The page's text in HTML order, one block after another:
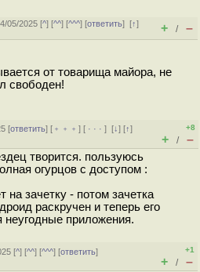
05/2025 [^] [^^] [^^^] [ответить][↑]
+ / –
от товарища майора, не
свободен!
[ответить] [ ﹢﹢﹢] [ · · ·][↓] [↑]
+8
+ / –
творится. пользуюсь
огурцов с доступом :
на зачетку - потом зачетка
раскручен и теперь его
неугодные приложения.
[^] [^^] [^^^] [ответить]
+1
+ / –